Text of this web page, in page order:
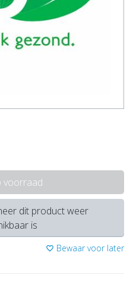
voorraad
dit product weer
is
favorite_border Bewaar voor later